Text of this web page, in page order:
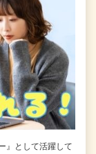
』として活躍して